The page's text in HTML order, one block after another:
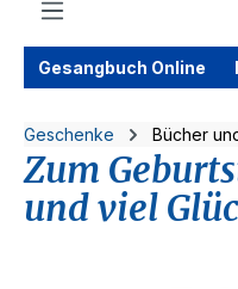
Gesangbuch Online
Geschenke Bücher
Zum
und viel